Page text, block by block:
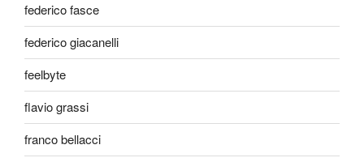
federico fasce
federico giacanelli
feelbyte
flavio grassi
franco bellacci